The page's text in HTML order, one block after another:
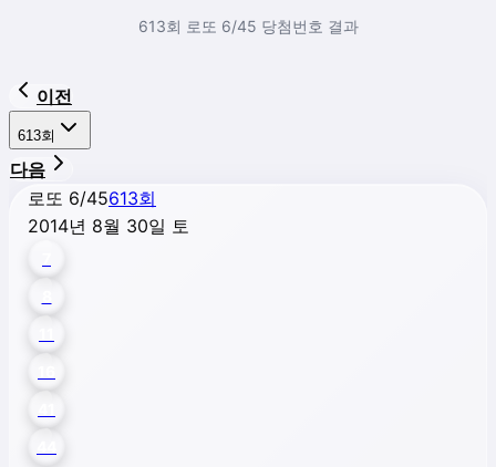
613회 로또 6/45 당첨번호 결과
이전
613회
다음
로또 6/45613회
2014년 8월 30일 토